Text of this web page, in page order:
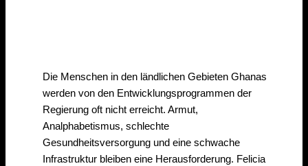
Die Menschen in den ländlichen Gebieten Ghanas
werden von den Entwicklungsprogrammen der
Regierung oft nicht erreicht. Armut,
Analphabetismus, schlechte
Gesundheitsversorgung und eine schwache
Infrastruktur bleiben eine Herausforderung. Felicia